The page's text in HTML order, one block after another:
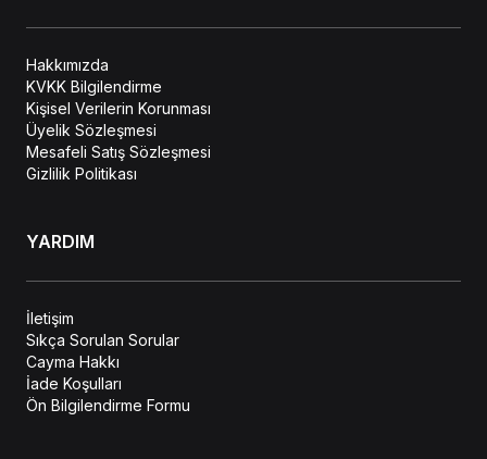
Hakkımızda
KVKK Bilgilendirme
Kişisel Verilerin Korunması
Üyelik Sözleşmesi
Mesafeli Satış Sözleşmesi
Gizlilik Politikası
YARDIM
İletişim
Sıkça Sorulan Sorular
Cayma Hakkı
İade Koşulları
Ön Bilgilendirme Formu